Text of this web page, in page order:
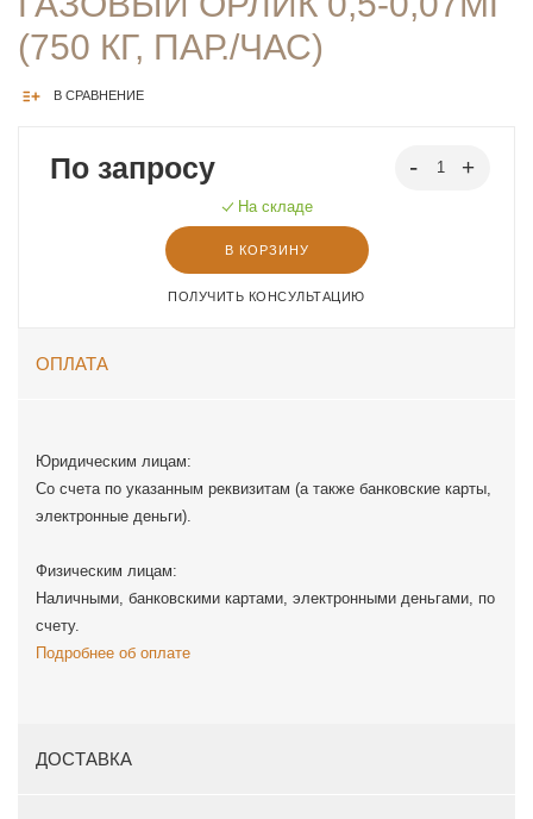
(750 КГ, ПАР./ЧАС)
В СРАВНЕНИЕ
По запросу
На складе
В КОРЗИНУ
ПОЛУЧИТЬ КОНСУЛЬТАЦИЮ
ОПЛАТА
Юридическим лицам:
Со счета по указанным реквизитам (а также банковские карты,
электронные деньги).
Физическим лицам:
Наличными, банковскими картами, электронными деньгами, по
счету.
Подробнее об оплате
ДОСТАВКА